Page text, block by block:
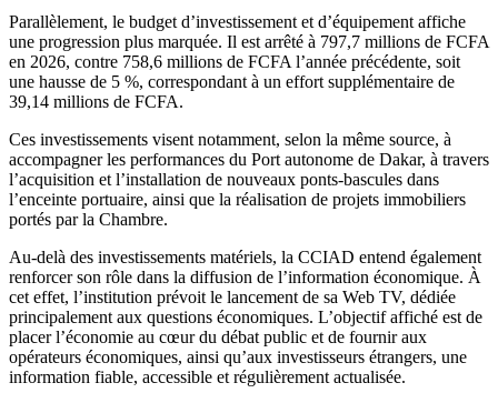
Parallèlement, le budget d’investissement et d’équipement affiche
une progression plus marquée. Il est arrêté à 797,7 millions de FCFA
en 2026, contre 758,6 millions de FCFA l’année précédente, soit
une hausse de 5 %, correspondant à un effort supplémentaire de
39,14 millions de FCFA.
Ces investissements visent notamment, selon la même source, à
accompagner les performances du Port autonome de Dakar, à travers
l’acquisition et l’installation de nouveaux ponts-bascules dans
l’enceinte portuaire, ainsi que la réalisation de projets immobiliers
portés par la Chambre.
Au-delà des investissements matériels, la CCIAD entend également
renforcer son rôle dans la diffusion de l’information économique. À
cet effet, l’institution prévoit le lancement de sa Web TV, dédiée
principalement aux questions économiques. L’objectif affiché est de
placer l’économie au cœur du débat public et de fournir aux
opérateurs économiques, ainsi qu’aux investisseurs étrangers, une
information fiable, accessible et régulièrement actualisée.